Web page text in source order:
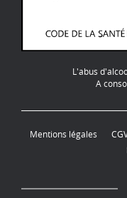
L'abus
A
Mentions légales